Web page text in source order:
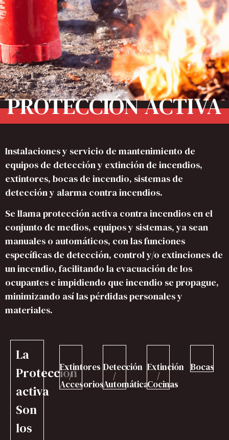
PROTECCIÓN ACTIVA
Instalaciones y servicio de mantenimiento de
equipos de detección y extinción de incendios,
extintores, bocas de incendio, sistemas de
detección y alarma contra incendios.
Se llama protección activa contra incendios en el
conjunto de medios, equipos y sistemas, ya sean
manuales o automáticos, con las funciones
específicas de detección, control y/o extinciones de
un incendio, facilitando la evacuación de los
ocupantes e impidiendo que incendio se propague,
minimizando así las pérdidas personales y
materiales.
La
Protección
activa
Son
los
Extintores
/
Accesorios
Detección
/
Automática
Extinción
/
Cocinas
Bocas